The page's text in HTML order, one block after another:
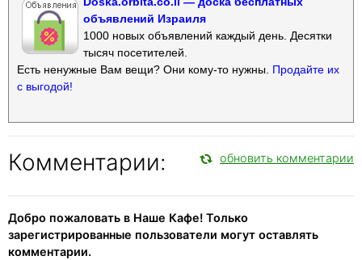
объявлений Израиля
1000 новых объявлений каждый день. Десятки
тысяч посетителей.
Есть ненужные Вам вещи? Они кому-то нужны. Продайте их
с выгодой!
Комментарии: обновить комментарии
Добро пожаловать в Наше Кафе! Только
зарегистрированные пользователи могут оставлять
комментарии.